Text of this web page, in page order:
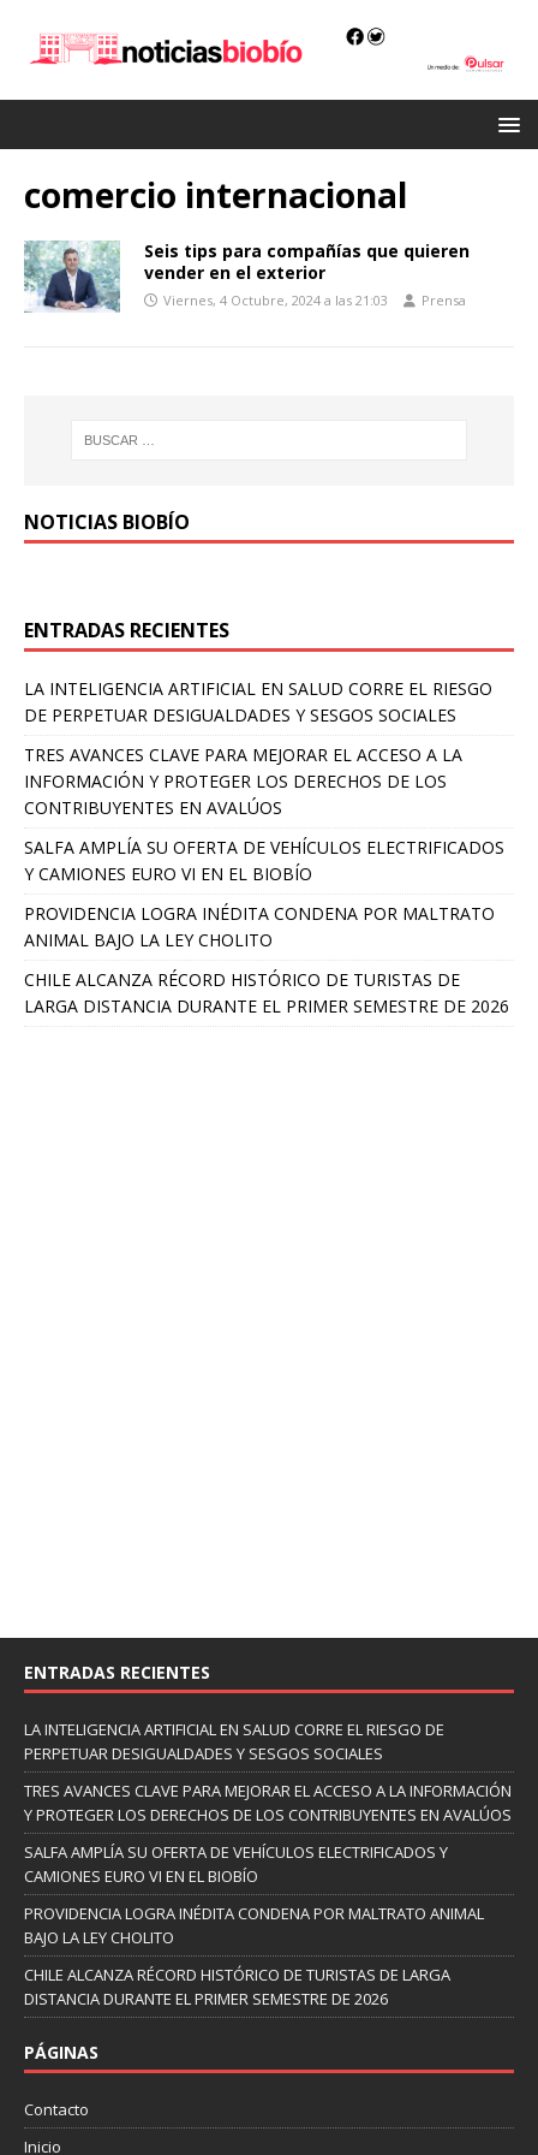
comercio internacional
Seis tips para compañías que quieren
vender en el exterior
Viernes, 4 Octubre, 2024 a las 21:03 Prensa
NOTICIAS BIOBÍO
ENTRADAS RECIENTES
LA INTELIGENCIA ARTIFICIAL EN SALUD CORRE EL RIESGO
DE PERPETUAR DESIGUALDADES Y SESGOS SOCIALES
TRES AVANCES CLAVE PARA MEJORAR EL ACCESO A LA
INFORMACIÓN Y PROTEGER LOS DERECHOS DE LOS
CONTRIBUYENTES EN AVALÚOS
SALFA AMPLÍA SU OFERTA DE VEHÍCULOS ELECTRIFICADOS
Y CAMIONES EURO VI EN EL BIOBÍO
PROVIDENCIA LOGRA INÉDITA CONDENA POR MALTRATO
ANIMAL BAJO LA LEY CHOLITO
CHILE ALCANZA RÉCORD HISTÓRICO DE TURISTAS DE
LARGA DISTANCIA DURANTE EL PRIMER SEMESTRE DE 2026
ENTRADAS RECIENTES
LA INTELIGENCIA ARTIFICIAL EN SALUD CORRE EL RIESGO DE
PERPETUAR DESIGUALDADES Y SESGOS SOCIALES
TRES AVANCES CLAVE PARA MEJORAR EL ACCESO A LA INFORMACIÓN
Y PROTEGER LOS DERECHOS DE LOS CONTRIBUYENTES EN AVALÚOS
SALFA AMPLÍA SU OFERTA DE VEHÍCULOS ELECTRIFICADOS Y
CAMIONES EURO VI EN EL BIOBÍO
PROVIDENCIA LOGRA INÉDITA CONDENA POR MALTRATO ANIMAL
BAJO LA LEY CHOLITO
CHILE ALCANZA RÉCORD HISTÓRICO DE TURISTAS DE LARGA
DISTANCIA DURANTE EL PRIMER SEMESTRE DE 2026
PÁGINAS
Contacto
Inicio